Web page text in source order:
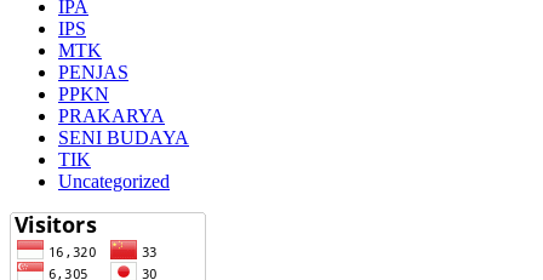
IPA
IPS
MTK
PENJAS
PPKN
PRAKARYA
SENI BUDAYA
TIK
Uncategorized